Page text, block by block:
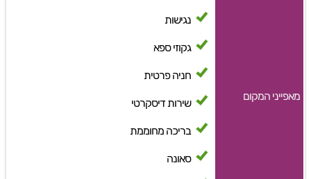
מאפייני המקום
נגישות
גקוזי ספא
חניה פרטית
שירות דיסקרטי
בריכה מחוממת
סאונה